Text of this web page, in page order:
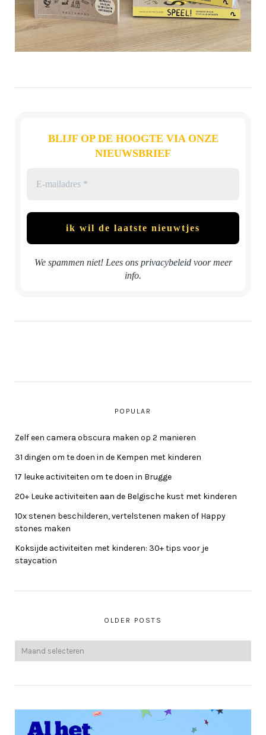
BLIJF OP DE HOOGTE VIA ONZE
NIEUWSBRIEF
We spammen niet! Lees ons privacybeleidvoor meer
info.
POPULAR
Zelf een camera obscura maken op 2 manieren
31 dingen om te doen in de Kempen met kinderen
17 leuke activiteiten om te doen in Brugge
20+ Leuke activiteiten aan de Belgische kust met kinderen
10x stenen beschilderen, vertelstenen maken of Happy
stones maken
Koksijde activiteiten met kinderen: 30+ tips voor je
staycation
OLDER POSTS